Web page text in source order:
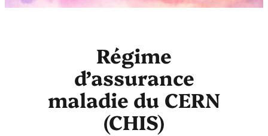
Régime
d’assurance
maladie du CERN
(CHIS)